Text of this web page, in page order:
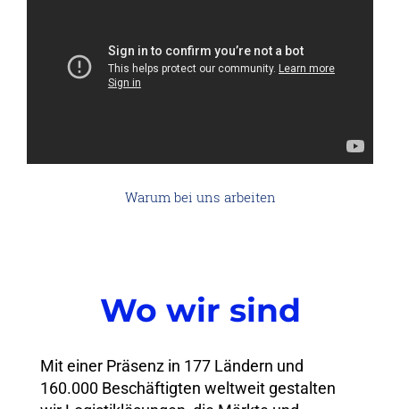
Warum bei uns arbeiten
Wo wir sind
Mit einer Präsenz in 177 Ländern und
160.000 Beschäftigten weltweit gestalten